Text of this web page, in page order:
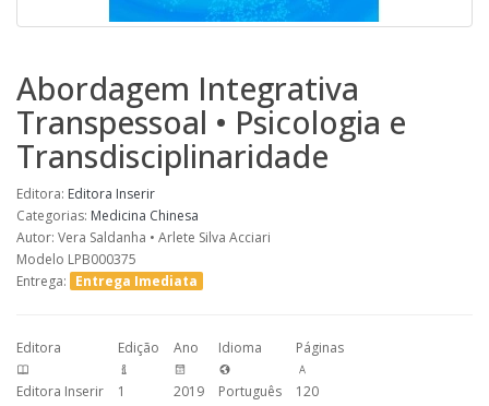
Abordagem Integrativa
Transpessoal • Psicologia e
Transdisciplinaridade
Editora: Editora Inserir
Categorias: Medicina Chinesa
Autor: Vera Saldanha • Arlete Silva Acciari
Modelo LPB000375
Entrega: Entrega Imediata
Editora
Editora Inserir
Edição
1
Ano
2019
Idioma
Português
Páginas
120